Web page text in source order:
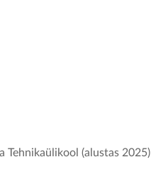
Tehnikaülikool (alustas 2025)